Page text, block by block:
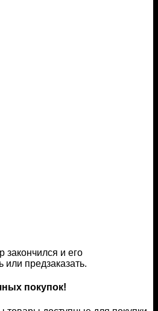
закончился и его
или предзаказать.
покупок!